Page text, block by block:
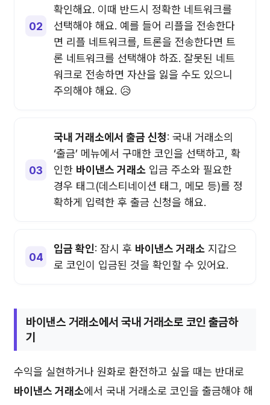
확인해요. 이때 반드시 정확한 네트워크를
선택해야 해요. 예를 들어 리플을 전송한다
면 리플 네트워크를, 트론을 전송한다면 트
론 네트워크를 선택해야 하죠. 잘못된 네트
워크로 전송하면 자산을 잃을 수도 있으니
주의해야 해요. 😥
국내 거래소에서 출금 신청: 국내 거래소의
‘출금’ 메뉴에서 구매한 코인을 선택하고, 확
인한 바이낸스 거래소 입금 주소와 필요한
경우 태그(데스티네이션 태그, 메모 등)를 정
확하게 입력한 후 출금 신청을 해요.
입금 확인: 잠시 후 바이낸스 거래소 지갑으
로 코인이 입금된 것을 확인할 수 있어요.
바이낸스 거래소에서 국내 거래소로 코인 출금하
기
수익을 실현하거나 원화로 환전하고 싶을 때는 반대로
바이낸스 거래소에서 국내 거래소로 코인을 출금해야 해